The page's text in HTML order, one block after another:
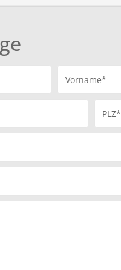
Vorname*
PLZ*